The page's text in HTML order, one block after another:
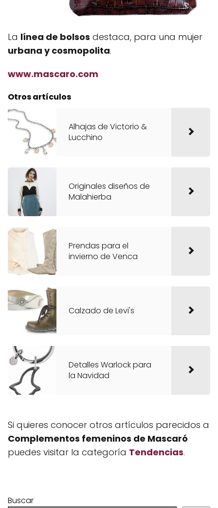
La línea de bolsos destaca, para una mujer
urbana y cosmopolita.
www.mascaro.com
Otros artículos
Alhajas de Victorio &
Lucchino
Originales diseños de
Malahierba
Prendas para el
invierno de Venca
Calzado de Levi's
Detalles Warlock para
la Navidad
Si quieres conocer otros artículos parecidos a
Complementos femeninos de Mascaró
puedes visitar la categoría Tendencias.
Buscar